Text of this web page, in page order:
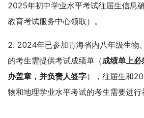
2025年初中学业水平考试往届生信息
教育考试服务中心领取）。
2. 2024年已参加青海省内八年级生物
的考生需提供考试成绩单（成绩单上
办盖章，并负责人签字），往届生和
物和地理学业水平考试的考生需要进行